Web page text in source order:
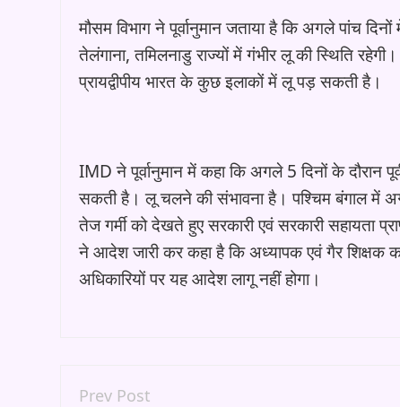
मौसम विभाग ने पूर्वानुमान जताया है कि अगले पांच
तेलंगाना, तमिलनाडु राज्यों में गंभीर लू की स्थिति
प्रायद्वीपीय भारत के कुछ इलाकों में लू पड़ सकती है।
IMD ने पूर्वानुमान में कहा कि अगले 5 दिनों के दौरान
सकती है। लू चलने की संभावना है। पश्चिम बंगाल में
तेज गर्मी को देखते हुए सरकारी एवं सरकारी सहायता
ने आदेश जारी कर कहा है कि अध्यापक एवं गैर शिक्षक
अधिकारियों पर यह आदेश लागू नहीं होगा।
Prev Post